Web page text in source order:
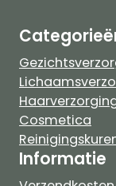
Cosmetica
Informatie